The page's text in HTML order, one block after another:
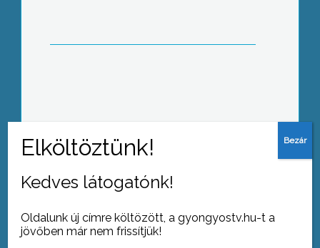
A gombák világa a Mátra Szakképző
Kedves látogatónk!
Oldalunk új címre költözött, a gyongyostv.hu-t a
jövőben már nem frissítjük!